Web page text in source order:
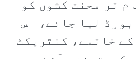
تر محنت کشوں کو
لیا جائے، اس
کے خاتمے، کنٹریکٹ